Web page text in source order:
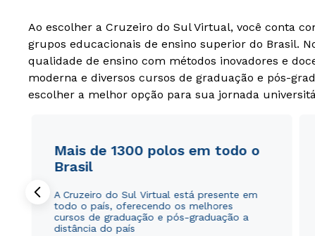
Ao escolher a Cruzeiro do Sul Virtual, você conta
grupos educacionais de ensino superior do Brasil.
qualidade de ensino com métodos inovadores e
moderna e diversos cursos de graduação e pós-
escolher a melhor opção para sua jornada
Mais de 1300 polos em todo o
Brasil
A Cruzeiro do Sul Virtual está presente em
todo o país, oferecendo os melhores
cursos de graduação e pós-graduação a
distância do país